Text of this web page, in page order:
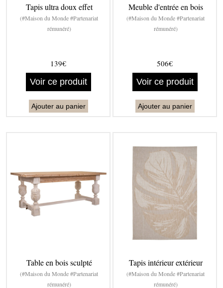
Tapis ultra doux effet
(#Maison du Monde #Partenariat
rémunéré)
139€
Voir ce produit
Ajouter au panier
Meuble d'entrée en bois
(#Maison du Monde #Partenariat
rémunéré)
506€
Voir ce produit
Ajouter au panier
Table en bois sculpté
(#Maison du Monde #Partenariat
rémunéré)
Tapis intérieur extérieur
(#Maison du Monde #Partenariat
rémunéré)